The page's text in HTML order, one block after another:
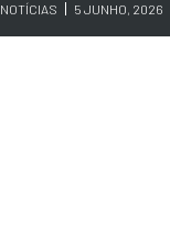
NOTÍCIAS 5 JUNHO, 2026